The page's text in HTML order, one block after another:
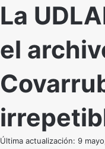
La
el
Última actualización: 9